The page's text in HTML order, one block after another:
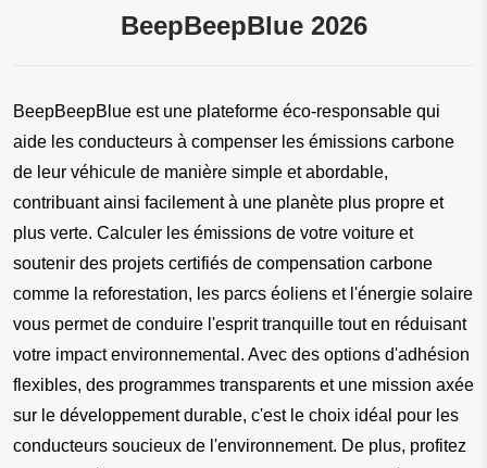
BeepBeepBlue 2026
BeepBeepBlue est une plateforme éco-responsable qui
aide les conducteurs à compenser les émissions carbone
de leur véhicule de manière simple et abordable,
contribuant ainsi facilement à une planète plus propre et
plus verte. Calculer les émissions de votre voiture et
soutenir des projets certifiés de compensation carbone
comme la reforestation, les parcs éoliens et l'énergie solaire
vous permet de conduire l'esprit tranquille tout en réduisant
votre impact environnemental. Avec des options d'adhésion
flexibles, des programmes transparents et une mission axée
sur le développement durable, c'est le choix idéal pour les
conducteurs soucieux de l'environnement. De plus, profitez